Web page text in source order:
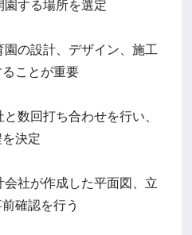
する場所を選定
の設計、デザイン、施工
ことが重要
数回打ち合わせを行い、
決定
社が作成した平面図、立
確認を行う